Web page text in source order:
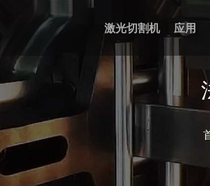
激光切割机 应用